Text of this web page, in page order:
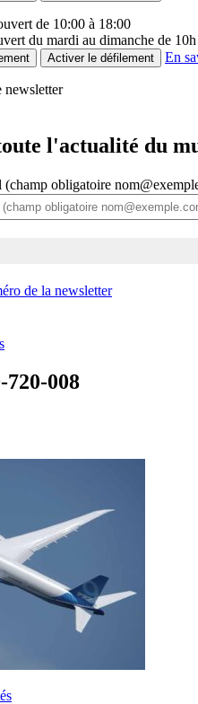
de 10:00 à 18:00
du mardi au dimanche de
Activer le défilement En
newsletter
l'actualité du
(champ obligatoire
de la newsletter
720-008